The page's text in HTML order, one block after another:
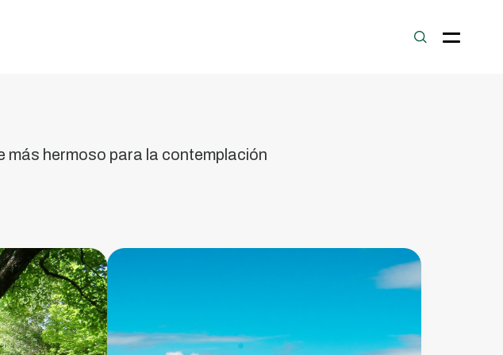
más hermoso para la contemplación
Observatorio